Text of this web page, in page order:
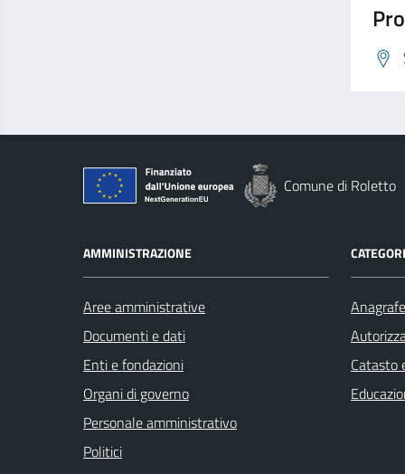
Comune di Roletto
AMMINISTRAZIONE
Aree amministrative
Documenti e dati
Enti e fondazioni
Organi di governo
Personale amministrativo
Politici
Catasto